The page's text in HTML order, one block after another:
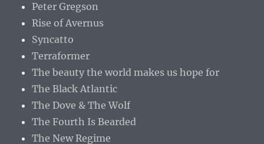
Peter Gregson
Rise of Avernus
Syncatto
Terraformer
The beauty the world makes us hope for
The Black Atlantic
The Dove & The Wolf
The Fourth Is Bearded
The New Regime